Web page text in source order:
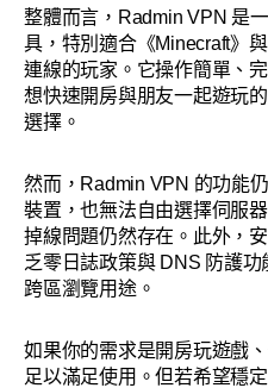
整體而言，Radmin VPN 是
具，特別適合《Minecraft》
連線的玩家。它操作簡單、
想快速開房與朋友一起遊玩
選擇。
然而，Radmin VPN 的功能
裝置，也無法自由選擇伺服
掉線問題仍然存在。此外，
乏零日誌政策與 DNS 防護
跨區瀏覽用途。
如果你的需求是開房玩遊戲
足以滿足使用。但若希望穩